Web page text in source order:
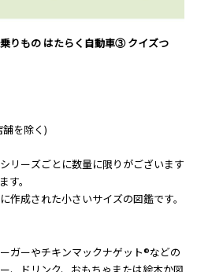
りもの はたらく自動車③ クイズつ
を除く)
リーズごとに数量に限りがございます
。
成された小さいサイズの図鑑です。
ガーやチキンマックナゲット®などの